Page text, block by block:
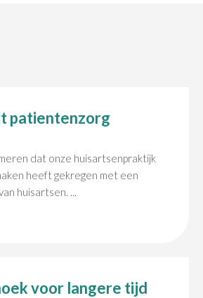
patientenzorg
dat onze huisartsenpraktijk
heeft gekregen met een
huisartsen. ...
voor langere tijd